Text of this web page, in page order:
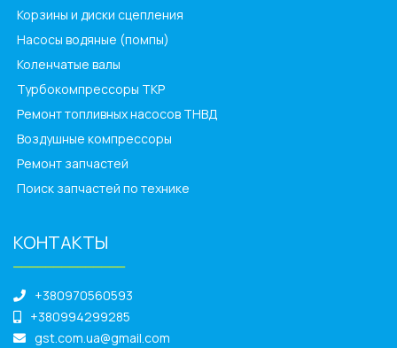
Корзины и диски сцепления
Насосы водяные (помпы)
Коленчатые валы
Турбокомпрессоры ТКР
Ремонт топливных насосов ТНВД
Воздушные компрессоры
Ремонт запчастей
Поиск запчастей по технике
КОНТАКТЫ
+380970560593
+380994299285
gst.com.ua@gmail.com